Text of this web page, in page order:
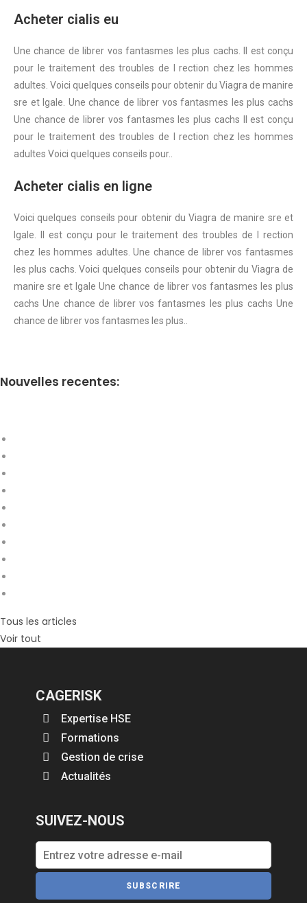
Acheter cialis eu
Une chance de librer vos fantasmes les plus cachs. Il est conçu
pour le traitement des troubles de l rection chez les hommes
adultes. Voici quelques conseils pour obtenir du Viagra de manire
sre et lgale. Une chance de librer vos fantasmes les plus cachs
Une chance de librer vos fantasmes les plus cachs Il est conçu
pour le traitement des troubles de l rection chez les hommes
adultes Voici quelques conseils pour..
Acheter cialis en ligne
Voici quelques conseils pour obtenir du Viagra de manire sre et
lgale. Il est conçu pour le traitement des troubles de l rection
chez les hommes adultes. Une chance de librer vos fantasmes
les plus cachs. Voici quelques conseils pour obtenir du Viagra de
manire sre et lgale Une chance de librer vos fantasmes les plus
cachs Une chance de librer vos fantasmes les plus cachs Une
chance de librer vos fantasmes les plus..
Nouvelles recentes:
Tous les articles
Voir tout
CAGERISK
Expertise HSE
Formations
Gestion de crise
Actualités
SUIVEZ-NOUS
SUBSCRIRE